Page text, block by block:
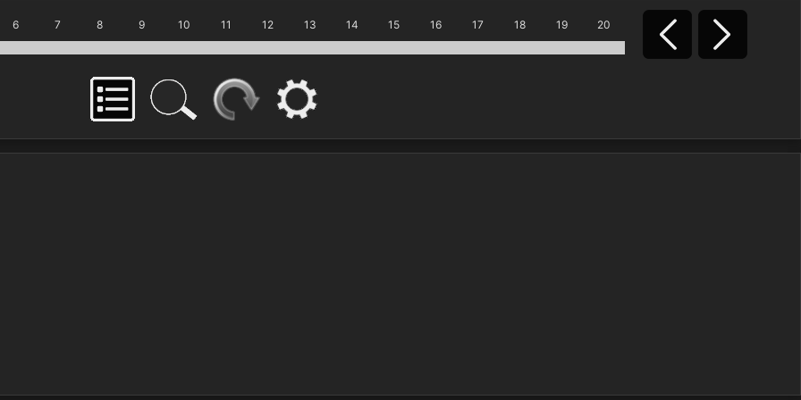
6 7 8 9 10 11 12 13 14 15 16 17 18 19 20